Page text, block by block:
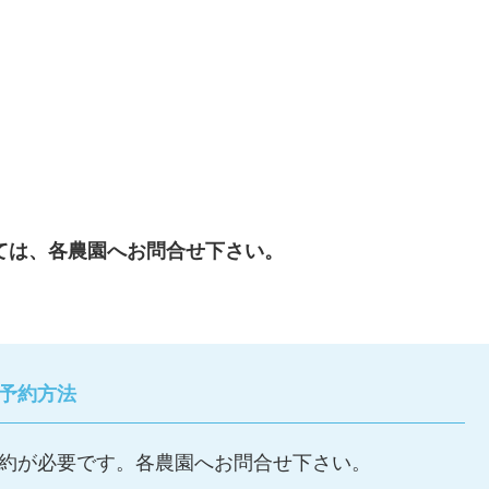
、各農園へお問合せ下さい。
約方法
必要です。各農園へお問合せ下さい。